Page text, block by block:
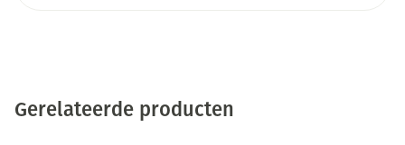
Gerelateerde producten